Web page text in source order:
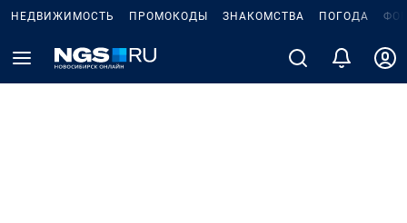
НЕДВИЖИМОСТЬ ПРОМОКОДЫ ЗНАКОМСТВА ПОГОДА